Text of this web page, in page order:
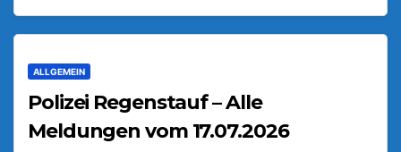
ALLGEMEIN
Polizei Regenstauf – Alle
Meldungen vom 17.07.2026